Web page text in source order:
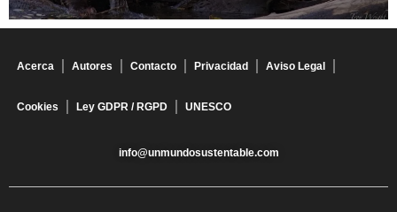
Acerca Autores Contacto Privacidad Aviso Legal
Cookies Ley GDPR / RGPD UNESCO
info@unmundosustentable.com